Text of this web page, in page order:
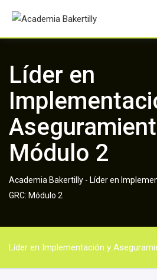
content
Líder en
Módulo 2
Academia Bakertilly - Líder en
GRC: Módulo 2
Líder en Implementación y